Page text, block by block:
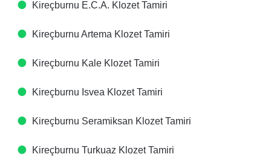
Kireçburnu E.C.A. Klozet Tamiri
Kireçburnu Artema Klozet Tamiri
Kireçburnu Kale Klozet Tamiri
Kireçburnu Isvea Klozet Tamiri
Kireçburnu Seramiksan Klozet Tamiri
Kireçburnu Turkuaz Klozet Tamiri